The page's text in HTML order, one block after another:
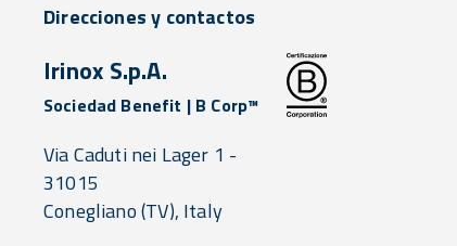
Direcciones y contactos
Irinox S.p.A.
Sociedad Benefit | B Corp™
Via Caduti nei Lager 1 -
31015
Conegliano(TV), Italy